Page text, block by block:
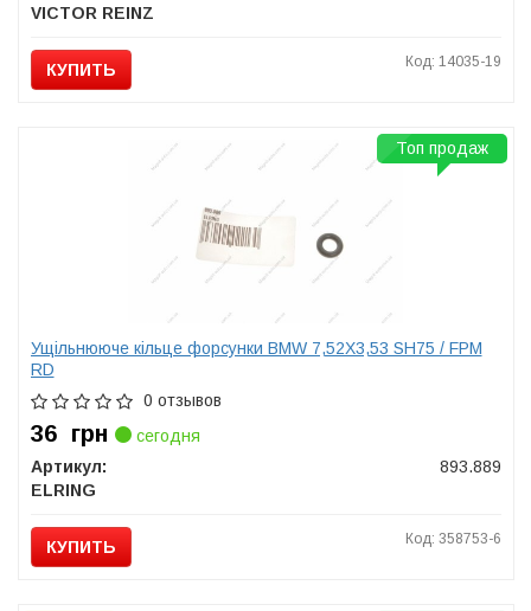
VICTOR REINZ
КУПИТЬ Код: 14035-19
Ущільнююче кільце форсунки BMW 7,52X3,53 SH75 / FPM
RD
0 отзывов
36 грн
сегодня
Артикул:
893.889
ELRING
КУПИТЬ Код: 358753-6
Топ продаж